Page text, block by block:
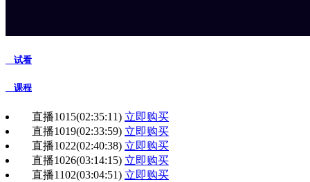
试看
课程
直播1015(02:35:11) 立即购买
直播1019(02:33:59) 立即购买
直播1022(02:40:38) 立即购买
直播1026(03:14:15) 立即购买
直播1102(03:04:51) 立即购买